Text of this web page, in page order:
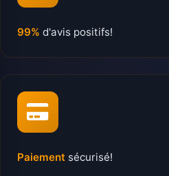
99% d'avis positifs!
Paiement sécurisé!